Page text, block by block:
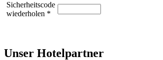
Sicherheitscode
wiederholen *
Unser Hotelpartner